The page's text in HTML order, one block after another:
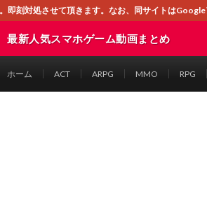
ます。なお、同サイトはGoogleアドセンスによる
最新人気スマホゲーム動画まとめ
ホーム ACT ARPG MMO RPG